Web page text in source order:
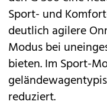
Sport- und
deutlich agilere
Modus bei
bieten. Im Sport-
reduziert.